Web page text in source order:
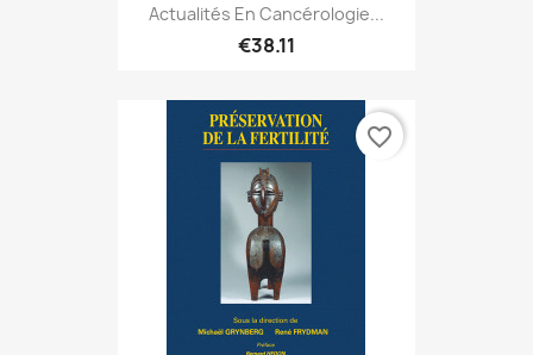
Actualités En Cancérologie...
€38.11
favorite_border